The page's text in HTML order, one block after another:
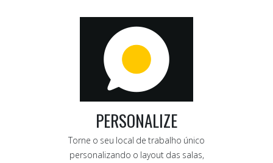
PERSONALIZE
Torne o seu local de trabalho único
personalizando o layout das salas,